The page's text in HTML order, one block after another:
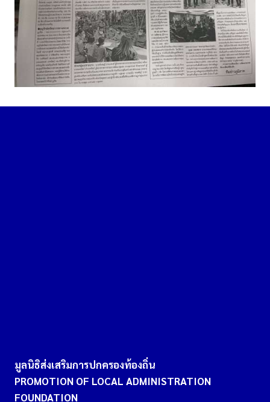
มูลนิธิส่งเสริมการปกครองท้องถิ่น
PROMOTION OF LOCAL ADMINISTRATION
FOUNDATION